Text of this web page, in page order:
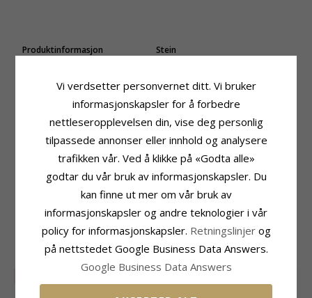
Produktinformasjon
Øredobber: Creol
14 Karat Gull Og Hvitt Gull
Stein
Stein: Diamant
Diamantfarge:Wesselton
Diamantklarhet: SI
Størrelse
Bredde:2,2 mm
15,3 mm
Leveringstid
Leveringstid:
MEST POPULÆRE PRODUKTER I
KATEGORIEN
Vi verdsetter personvernet ditt. Vi bruker
informasjonskapsler for å forbedre
nettleseropplevelsen din, vise deg personlig
tilpassede annonser eller innhold og analysere
trafikken vår. Ved å klikke på «Godta alle»
godtar du vår bruk av informasjonskapsler. Du
kan finne ut mer om vår bruk av
informasjonskapsler og andre teknologier i vår
policy for informasjonskapsler. Retningslinjer og
på nettstedet Google Business Data Answers.
Google Business Data Answers